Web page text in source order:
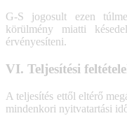
G-S jogosult ezen
körülmény miatti
érvényesíteni.
VI. Teljesítési
A teljesítés ettől eltérő
mindenkori nyitvatartási